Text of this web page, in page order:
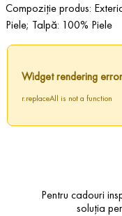
Compoziție produs:
Piele; Talpă: 100% Piele
Widget rendering error
r.replaceAll is not a function
Pentru cadouri
soluția